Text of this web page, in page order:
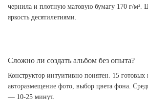
чернила и плотную матовую бумагу 170 г/м².
яркость десятилетиями.
Сложно ли создать альбом без опыта?
Конструктор интуитивно понятен. 15 готовых
авторазмещение фото, выбор цвета фона.
— 10-25 минут.